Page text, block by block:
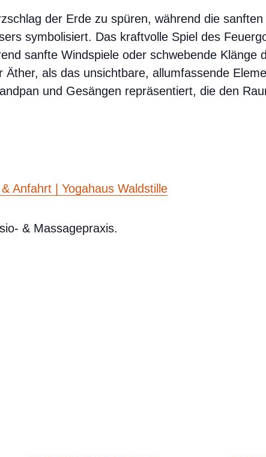
der Erde zu spüren, während die
symbolisiert. Das kraftvolle Spiel des
sanfte Windspiele oder schwebende Klänge
als das unsichtbare, allumfassende
und Gesängen repräsentiert, die den
Anfahrt | Yogahaus Waldstille
& Massagepraxis.